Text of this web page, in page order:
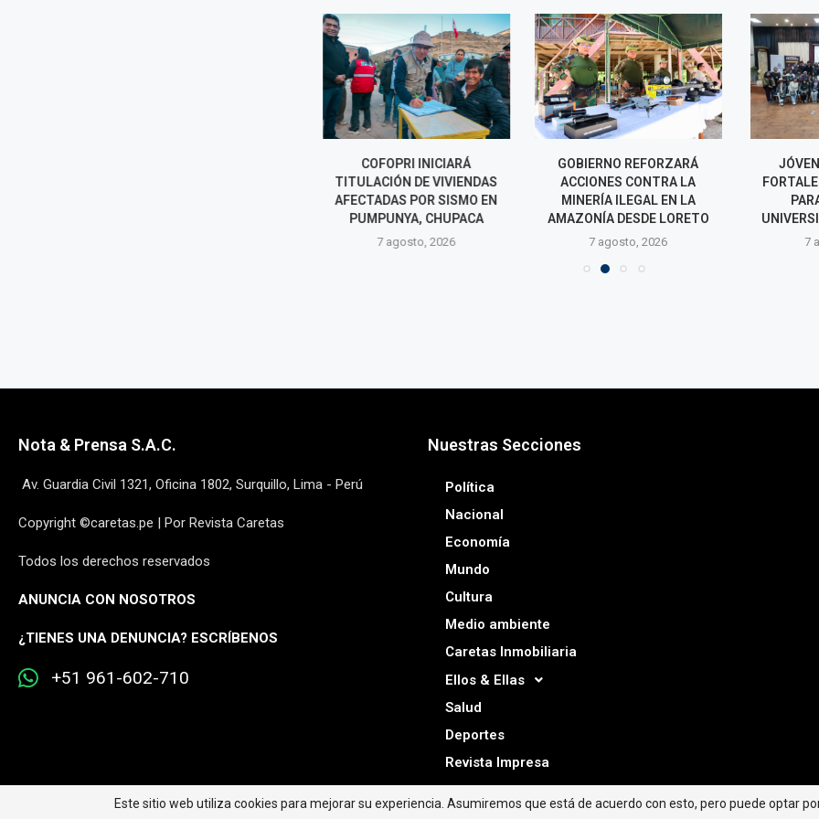
COFOPRI INICIARÁ
TITULACIÓN DE VIVIENDAS
AFECTADAS POR SISMO EN
PUMPUNYA, CHUPACA
7 agosto, 2026
GOBIERNO REFORZARÁ
ACCIONES CONTRA LA
MINERÍA ILEGAL EN LA
AMAZONÍA DESDE LORETO
7 agosto, 2026
JÓVENES
PARA
7
Nota & Prensa S.A.C.
Av. Guardia Civil 1321, Oficina 1802, Surquillo, Lima - Perú
Copyright ©caretas.pe | Por Revista Caretas
Todos los derechos reservados
ANUNCIA CON NOSOTROS
¿TIENES UNA DENUNCIA? ESCRÍBENOS
+51 961-602-710
Nuestras Secciones
Política
Nacional
Economía
Mundo
Cultura
Medio ambiente
Caretas Inmobiliaria
Ellos & Ellas
Salud
Deportes
Revista Impresa
Este sitio web utiliza cookies para mejorar su experiencia. Asumiremos que está de acuerdo con esto, pero puede optar